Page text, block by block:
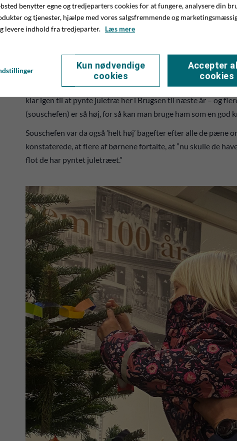
- Vi er klar igen til næste år
Kamma konstaterede, at det var rigtig sjovt at pynte det
rigtig sjovt, fordi det var hende, der havde pyntet træet i
flotteste stjerne i toppen af træet, som han mente var den
pointerede, at børnene havde gjort et pænt arbejde.
- Alle børnene meldte ud over en kam, og på en gang i
klar igen til at pynte juletræ her i Brugsen til næste år – og
(souschefen) er så høj, for så kan man bruge ham som en god
Souschefen var da også ’helt høj’ bagefter efter alle de pæne
konstaterede, at flere af børnene fortalte, at ”nu skulle de
flot de har pyntet juletræet.”
benytter egne og tredjeparters cookies for at fungere, analysere din
og tjenester, hjælpe med vores salgsfremmende og
levere indhold fra tredjeparter. Læs mere
Kun nødvendige
cookies
Accepter
cookies